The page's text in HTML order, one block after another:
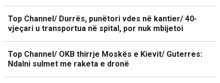
Top Channel/ Durrës, punëtori vdes në kantier/ 40-
vjeçari u transportua në spital, por nuk mbijetoi
Top Channel/ OKB thirrje Moskës e Kievit/ Guterres:
Ndalni sulmet me raketa e dronë